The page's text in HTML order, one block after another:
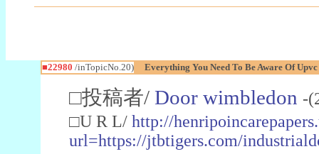
■22980 /inTopicNo.20) Everything You Need To Be Aware Of
□投稿者/ Door wimbledon -
□U R L/ http://
url=https://jtbtigers.com/